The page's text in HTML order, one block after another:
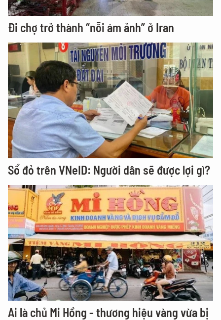
Đi chợ trở thành “nỗi ám ảnh” ở Iran
Sổ đỏ trên VNeID: Người dân sẽ được lợi gì?
Ai là chủ Mi Hồng - thương hiệu vàng vừa bị